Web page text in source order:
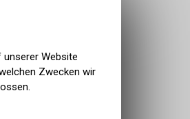
Website
Zwecken wir